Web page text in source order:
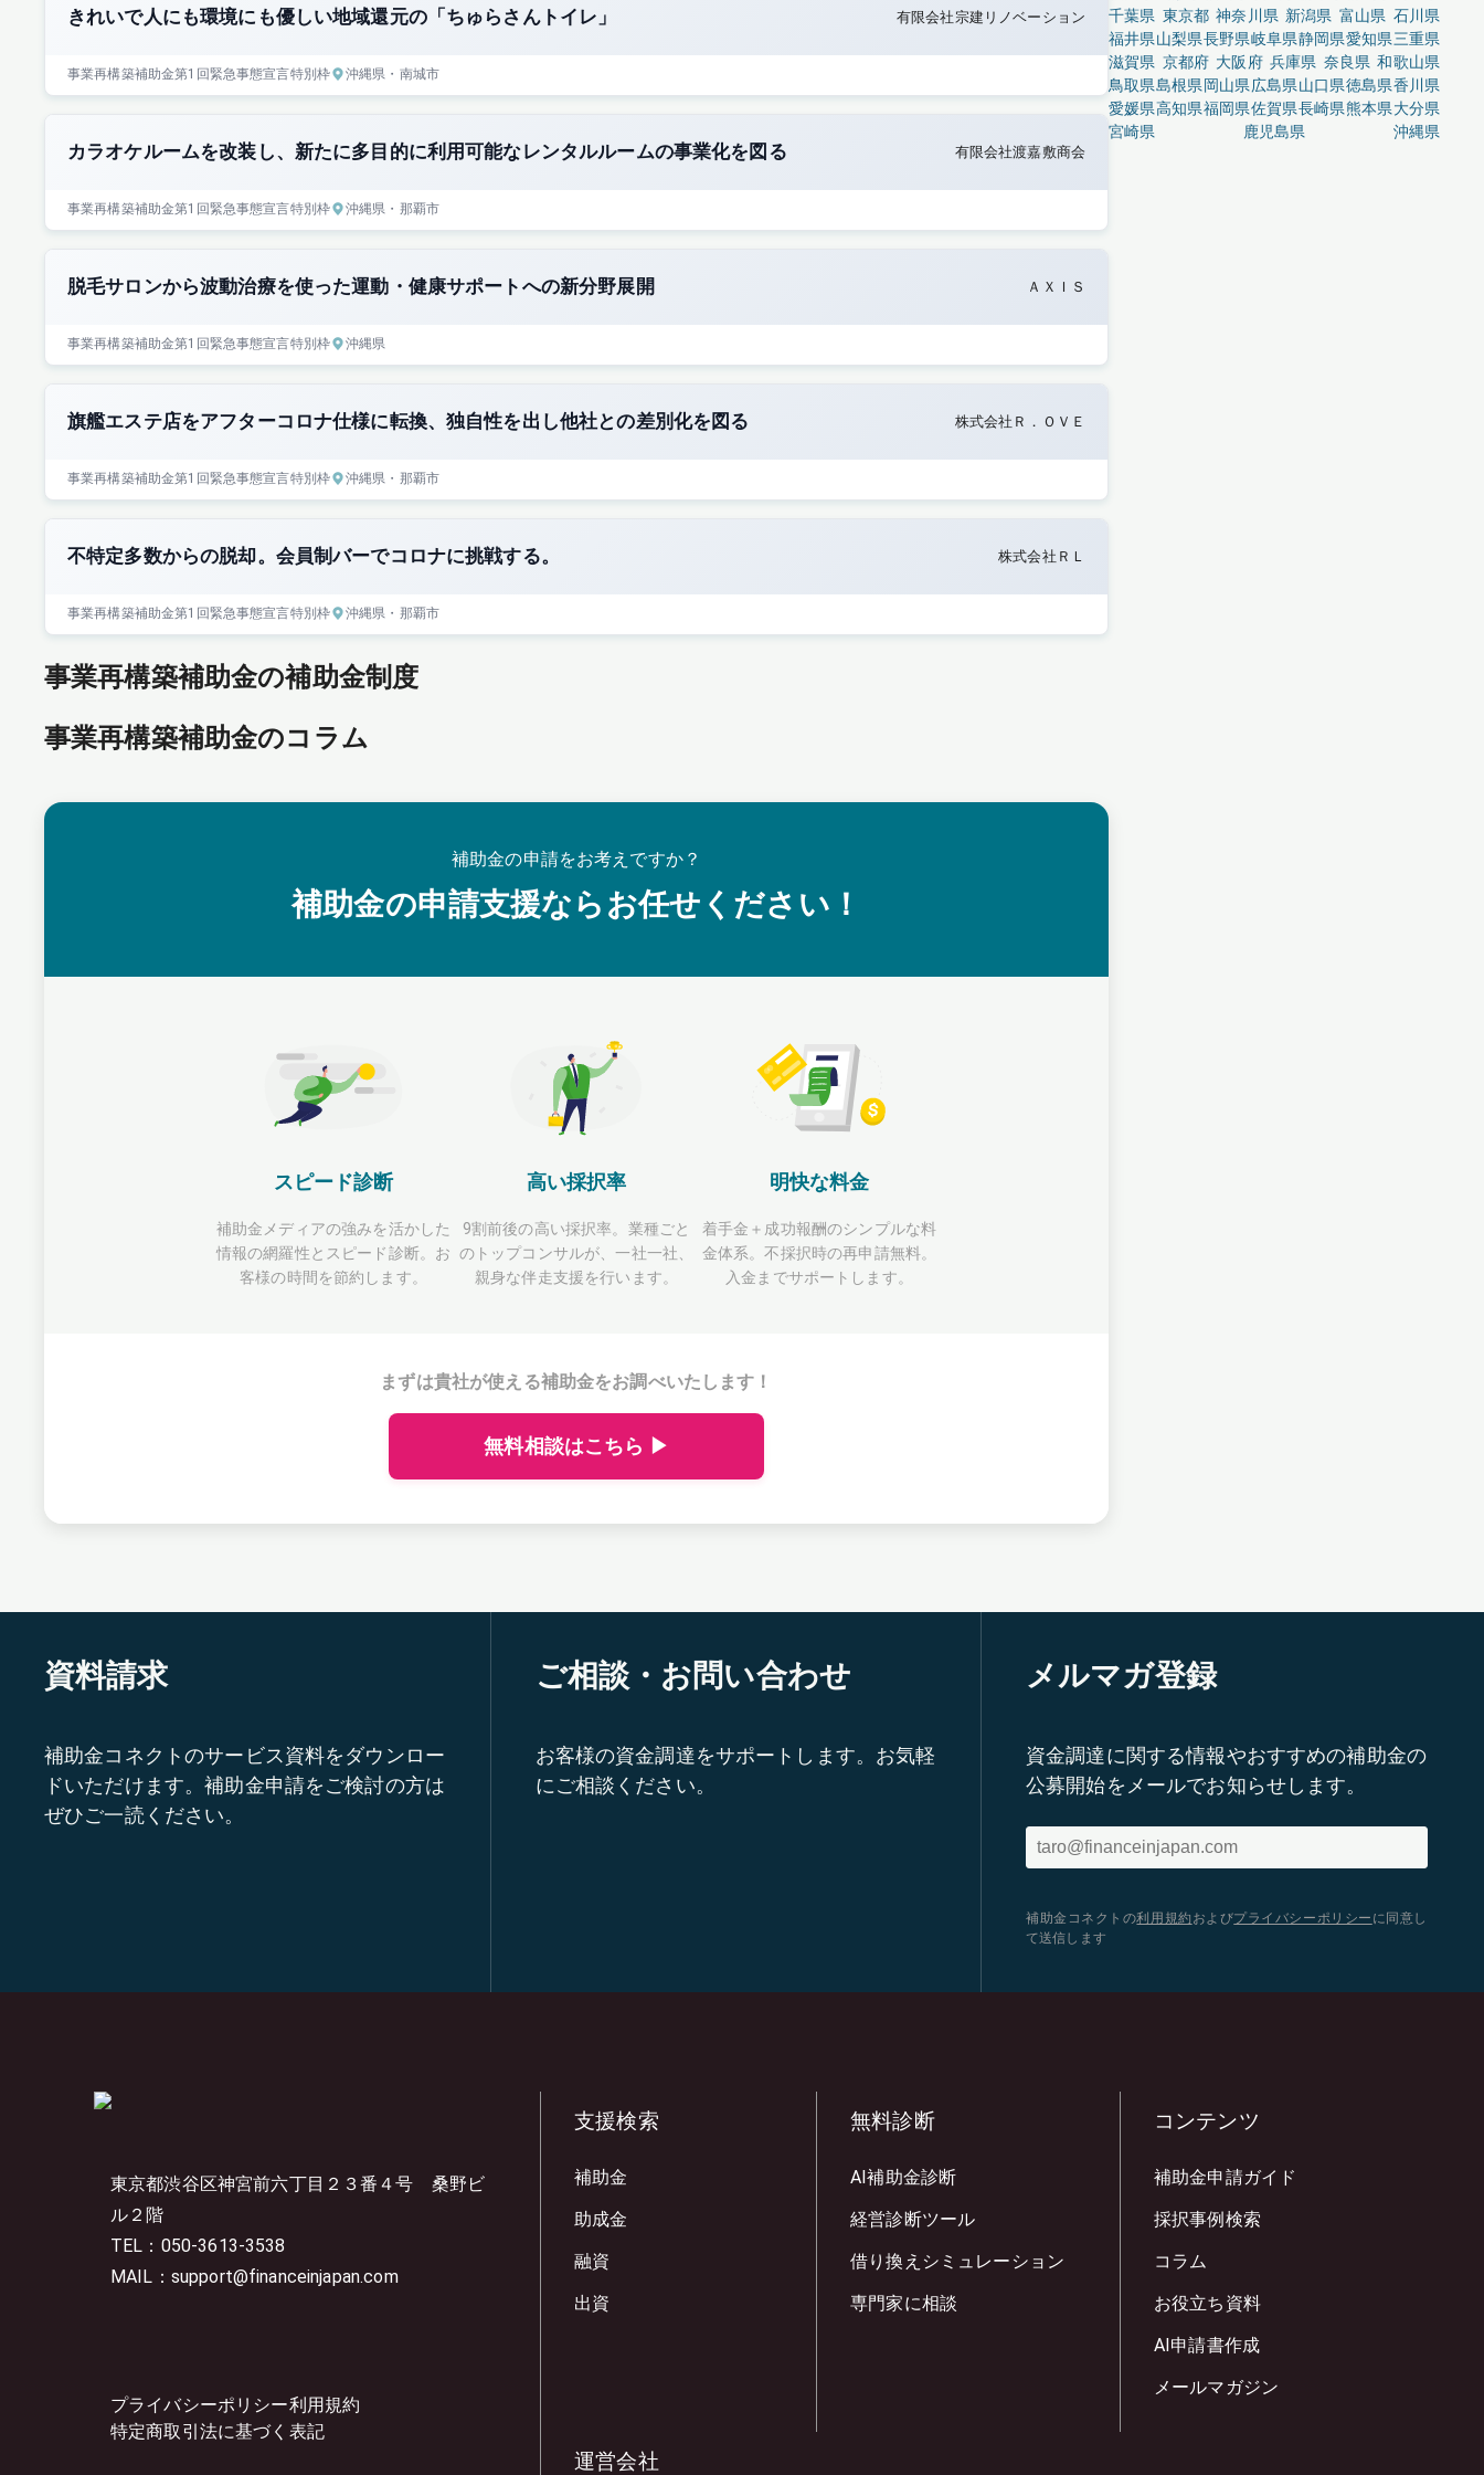
きれいで人にも環境にも優しい地域還元の「ちゅらさんトイレ」 有限会社宗建リノベーション
事業再構築補助金第1回緊急事態宣言特別枠 沖縄県 ・南城市
カラオケルームを改装し、新たに多目的に利用可能なレンタルルームの事業化を図る 有限会社渡嘉敷商会
事業再構築補助金第1回緊急事態宣言特別枠 沖縄県 ・那覇市
脱毛サロンから波動治療を使った運動・健康サポートへの新分野展開 ＡＸＩＳ
事業再構築補助金第1回緊急事態宣言特別枠 沖縄県
旗艦エステ店をアフターコロナ仕様に転換、独自性を出し他社との差別化を図る 株式会社Ｒ．ＯＶＥ
事業再構築補助金第1回緊急事態宣言特別枠 沖縄県 ・那覇市
不特定多数からの脱却。会員制バーでコロナに挑戦する。 株式会社ＲＬ
事業再構築補助金第1回緊急事態宣言特別枠 沖縄県 ・那覇市
事業再構築補助金の補助金制度
事業再構築補助金のコラム
補助金の申請をお考えですか？
補助金の申請支援ならお任せください！
スピード診断
補助金メディアの強みを活かした
情報の網羅性とスピード診断。お
客様の時間を節約します。
高い採択率
9割前後の高い採択率。業種ごと
のトップコンサルが、一社一社、
親身な伴走支援を行います。
明快な料金
着手金＋成功報酬のシンプルな料
金体系。不採択時の再申請無料。
入金までサポートします。
まずは貴社が使える補助金をお調べいたします！
無料相談はこちら ▶
千葉県 東京都 神奈川県 新潟県 富山県 石川県
福井県山梨県長野県岐阜県静岡県愛知県三重県
滋賀県 京都府 大阪府 兵庫県 奈良県 和歌山県
鳥取県島根県岡山県広島県山口県徳島県香川県
愛媛県高知県福岡県佐賀県長崎県熊本県大分県
宮崎県
鹿児島県 沖縄県
資料請求
補助金コネクトのサービス資料をダウンロー
ドいただけます。補助金申請をご検討の方は
ぜひご一読ください。
ご相談・お問い合わせ
お客様の資金調達をサポートします。お気軽
にご相談ください。
メルマガ登録
資金調達に関する情報やおすすめの補助金の
公募開始をメールでお知らせします。
補助金コネクトの利用規約 およびプライバシーポリシー に同意し
て送信します
東京都渋谷区神宮前六丁目２３番４号 桑野ビ
ル２階
TEL：050-3613-3538
MAIL：support@financeinjapan.com
プライバシーポリシー利用規約
特定商取引法に基づく表記
支援検索
補助金
助成金
融資
出資
無料診断
AI補助金診断
経営診断ツール
借り換えシミュレーション
専門家に相談
コンテンツ
補助金申請ガイド
採択事例検索
コラム
お役立ち資料
AI申請書作成
メールマガジン
運営会社